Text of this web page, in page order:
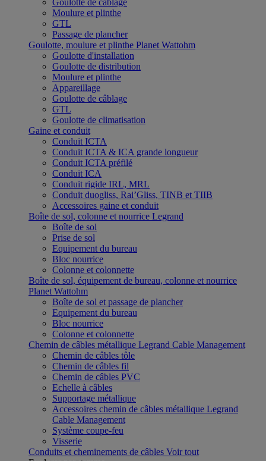
Goulotte de câblage
Moulure et plinthe
GTL
Passage de plancher
Goulotte, moulure et plinthe Planet Wattohm
Goulotte d'installation
Goulotte de distribution
Moulure et plinthe
Appareillage
Goulotte de câblage
GTL
Goulotte de climatisation
Gaine et conduit
Conduit ICTA
Conduit ICTA & ICA grande longueur
Conduit ICTA préfilé
Conduit ICA
Conduit rigide IRL, MRL
Conduit duogliss, Rai’Gliss, TINB et TIIB
Accessoires gaine et conduit
Boîte de sol, colonne et nourrice Legrand
Boîte de sol
Prise de sol
Equipement du bureau
Bloc nourrice
Colonne et colonnette
Boîte de sol, équipement de bureau, colonne et nourrice
Planet Wattohm
Boîte de sol et passage de plancher
Equipement du bureau
Bloc nourrice
Colonne et colonnette
Chemin de câbles métallique Legrand Cable Management
Chemin de câbles tôle
Chemin de câbles fil
Chemin de câbles PVC
Echelle à câbles
Supportage métallique
Accessoires chemin de câbles métallique Legrand
Cable Management
Système coupe-feu
Visserie
Conduits et cheminements de câbles Voir tout